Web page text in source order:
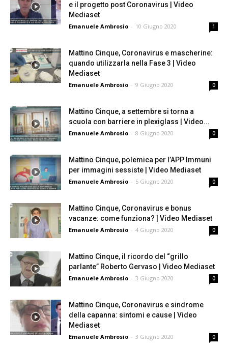
e il progetto post Coronavirus | Video
Mediaset
Emanuele Ambrosio - 10 Giugno 2020 1
Mattino Cinque, Coronavirus e mascherine:
quando utilizzarla nella Fase 3 | Video
Mediaset
Emanuele Ambrosio - 9 Giugno 2020 0
Mattino Cinque, a settembre si torna a
scuola con barriere in plexiglass | Video...
Emanuele Ambrosio - 8 Giugno 2020 0
Mattino Cinque, polemica per l’APP Immuni
per immagini sessiste | Video Mediaset
Emanuele Ambrosio - 5 Giugno 2020 0
Mattino Cinque, Coronavirus e bonus
vacanze: come funziona? | Video Mediaset
Emanuele Ambrosio - 4 Giugno 2020 0
Mattino Cinque, il ricordo del “grillo
parlante” Roberto Gervaso | Video Mediaset
Emanuele Ambrosio - 3 Giugno 2020 0
Mattino Cinque, Coronavirus e sindrome
della capanna: sintomi e cause | Video
Mediaset
Emanuele Ambrosio - 3 Giugno 2020 0